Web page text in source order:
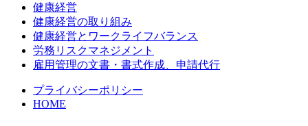
健康経営
健康経営の取り組み
健康経営とワークライフバランス
労務リスクマネジメント
雇用管理の文書・書式作成、申請代行
プライバシーポリシー
HOME